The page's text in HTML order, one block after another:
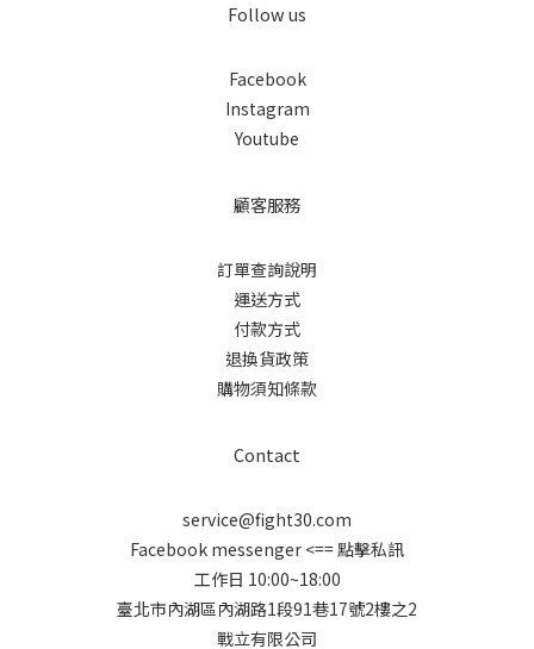
Follow us
Facebook
Instagram
Youtube
顧客服務
訂單查詢說明
運送方式
付款方式
退換貨政策
購物須知條款
Contact
service@fight30.com
Facebook messenger <== 點擊私訊
工作日 10:00~18:00
臺北市內湖區內湖路1段91巷17號2樓之2
戰立有限公司